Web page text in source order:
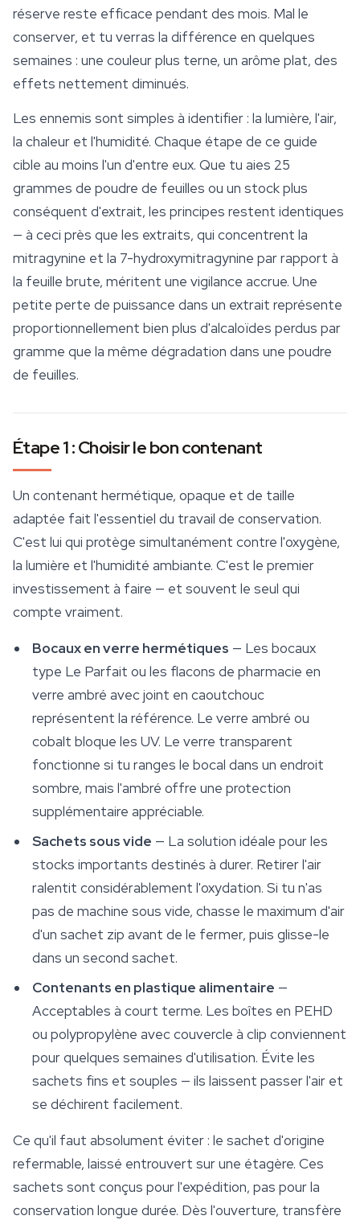
réserve reste efficace pendant des mois. Mal le
conserver, et tu verras la différence en quelques
semaines : une couleur plus terne, un arôme plat, des
effets nettement diminués.
Les ennemis sont simples à identifier : la lumière, l'air,
la chaleur et l'humidité. Chaque étape de ce guide
cible au moins l'un d'entre eux. Que tu aies 25
grammes de poudre de feuilles ou un stock plus
conséquent d'extrait, les principes restent identiques
— à ceci près que les extraits, qui concentrent la
mitragynine et la 7-hydroxymitragynine par rapport à
la feuille brute, méritent une vigilance accrue. Une
petite perte de puissance dans un extrait représente
proportionnellement bien plus d'alcaloïdes perdus par
gramme que la même dégradation dans une poudre
de feuilles.
Étape 1 : Choisir le bon contenant
Un contenant hermétique, opaque et de taille
adaptée fait l'essentiel du travail de conservation.
C'est lui qui protège simultanément contre l'oxygène,
la lumière et l'humidité ambiante. C'est le premier
investissement à faire — et souvent le seul qui
compte vraiment.
Bocaux en verre hermétiques — Les bocaux
type Le Parfait ou les flacons de pharmacie en
verre ambré avec joint en caoutchouc
représentent la référence. Le verre ambré ou
cobalt bloque les UV. Le verre transparent
fonctionne si tu ranges le bocal dans un endroit
sombre, mais l'ambré offre une protection
supplémentaire appréciable.
Sachets sous vide — La solution idéale pour les
stocks importants destinés à durer. Retirer l'air
ralentit considérablement l'oxydation. Si tu n'as
pas de machine sous vide, chasse le maximum d'air
d'un sachet zip avant de le fermer, puis glisse-le
dans un second sachet.
Contenants en plastique alimentaire —
Acceptables à court terme. Les boîtes en PEHD
ou polypropylène avec couvercle à clip conviennent
pour quelques semaines d'utilisation. Évite les
sachets fins et souples — ils laissent passer l'air et
se déchirent facilement.
Ce qu'il faut absolument éviter : le sachet d'origine
refermable, laissé entrouvert sur une étagère. Ces
sachets sont conçus pour l'expédition, pas pour la
conservation longue durée. Dès l'ouverture, transfère